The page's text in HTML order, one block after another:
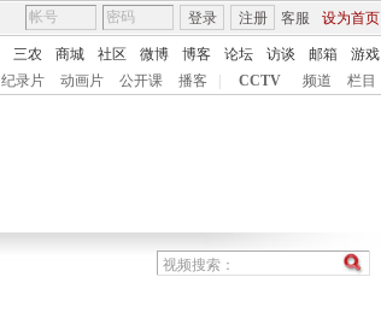
客服 设为首页
登录 注册
三农 商城 社区 微博 博客 论坛 访谈 邮箱
游戏
纪录片 动画片 公开课 播客 CCTV 频道 栏目